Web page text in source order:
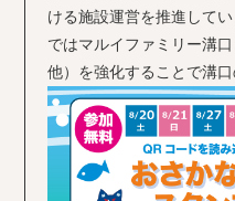
ける施設運営を推進して
ではマルイファミリー溝
他）を強化することで溝